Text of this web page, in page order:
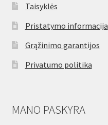
Taisyklės
Pristatymo informacija
Grąžinimo garantijos
Privatumo politika
MANO PASKYRA